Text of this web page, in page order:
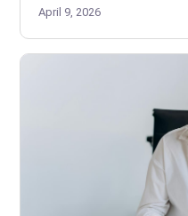
April 9, 2026